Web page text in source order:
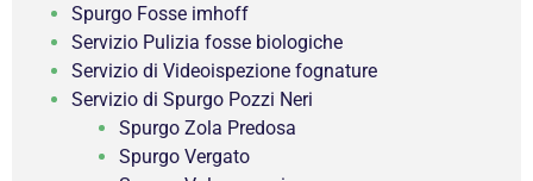
Spurgo Fosse imhoff
Servizio Pulizia fosse biologiche
Servizio di Videoispezione fognature
Servizio di Spurgo Pozzi Neri
Spurgo Zola Predosa
Spurgo Vergato